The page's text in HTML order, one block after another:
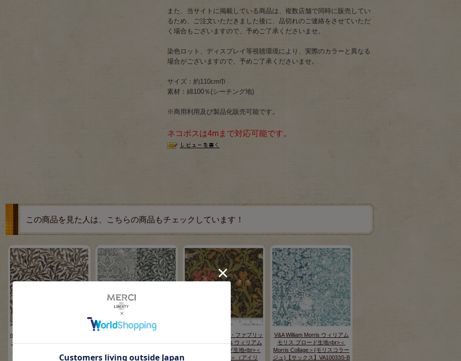
また、当サイトに掲載している商品は、複数店舗で同時に販売してい
るため、ご注文いただきました後に、品切れのご連絡をさせていただ
く場合もございますので、予めご了承くださいませ。
染色ロット、ディスプレイ等視聴環境により、実際のカラーと異なる
場合がございますので、予めご了承くださいませ。
サイズ：約110cm巾
素材：綿100％(シーチング地)
※商用利用及び製品化販売可能です。
ネコポスは4mまで対応可能です。
この商品を見た人は、こちらの商品もチェックしています！
moda fabrics(モダ・ファブリッ
クス)William Morris ウィリアム
Willow Bough＞(ウィローボ
モリス ブロード生地<br>＜
ジュ)【モノトーン】
moda fabrics(モダ・ファブリッ
クス)William Morris ウィリアム
モリス シーチング生地<br>＜
Iris Florals Birds＞（アイリ
V&A William Morris ウィリアム
モリス ブロード生地<br>＜
Morris Collage＞(モリスコラー
ジュ)【サックス】VA10033S-B